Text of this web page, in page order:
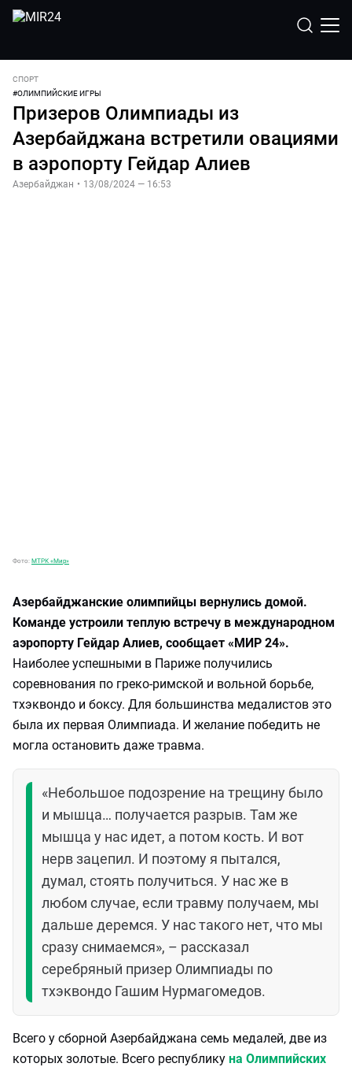
СПОРТ
#ОЛИМПИЙСКИЕ ИГРЫ
Призеров Олимпиады из
Азербайджана встретили овациями
в аэропорту Гейдар Алиев
Азербайджан • 13/08/2024 — 16:53
Фото: МТРК «Мир»
Азербайджанские олимпийцы вернулись домой.
Команде устроили теплую встречу в международном
аэропорту Гейдар Алиев, сообщает «МИР 24».
Наиболее успешными в Париже получились
соревнования по греко-римской и вольной борьбе,
тхэквондо и боксу. Для большинства медалистов это
была их первая Олимпиада. И желание победить не
могла остановить даже травма.
«Небольшое подозрение на трещину было
и мышца… получается разрыв. Там же
мышца у нас идет, а потом кость. И вот
нерв зацепил. И поэтому я пытался,
думал, стоять получиться. У нас же в
любом случае, если травму получаем, мы
дальше деремся. У нас такого нет, что мы
сразу снимаемся», – рассказал
серебряный призер Олимпиады по
тхэквондо Гашим Нурмагомедов.
Всего у сборной Азербайджана семь медалей, две из
которых золотые. Всего республику на Олимпийских